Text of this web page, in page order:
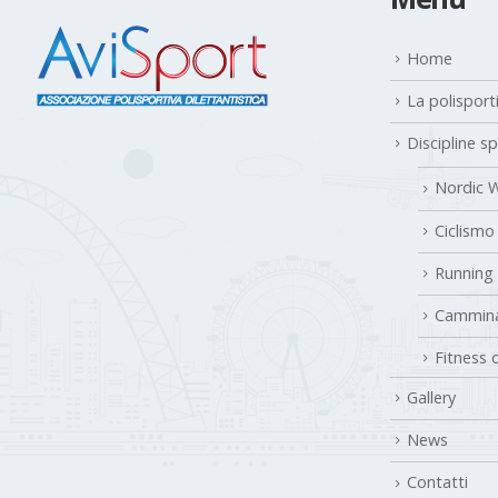
Home
La
Discipline
Nordic
Running
Fitness
Gallery
News
Contatti